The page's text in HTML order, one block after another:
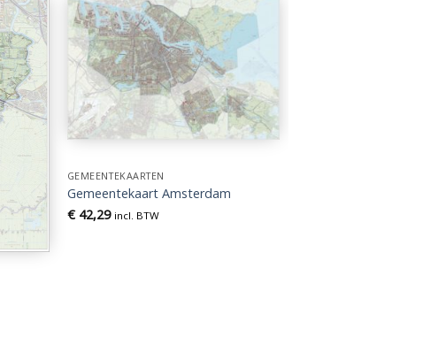
GEMEENTEKAARTEN
Gemeentekaart Amsterdam
€42,29 incl. BTW